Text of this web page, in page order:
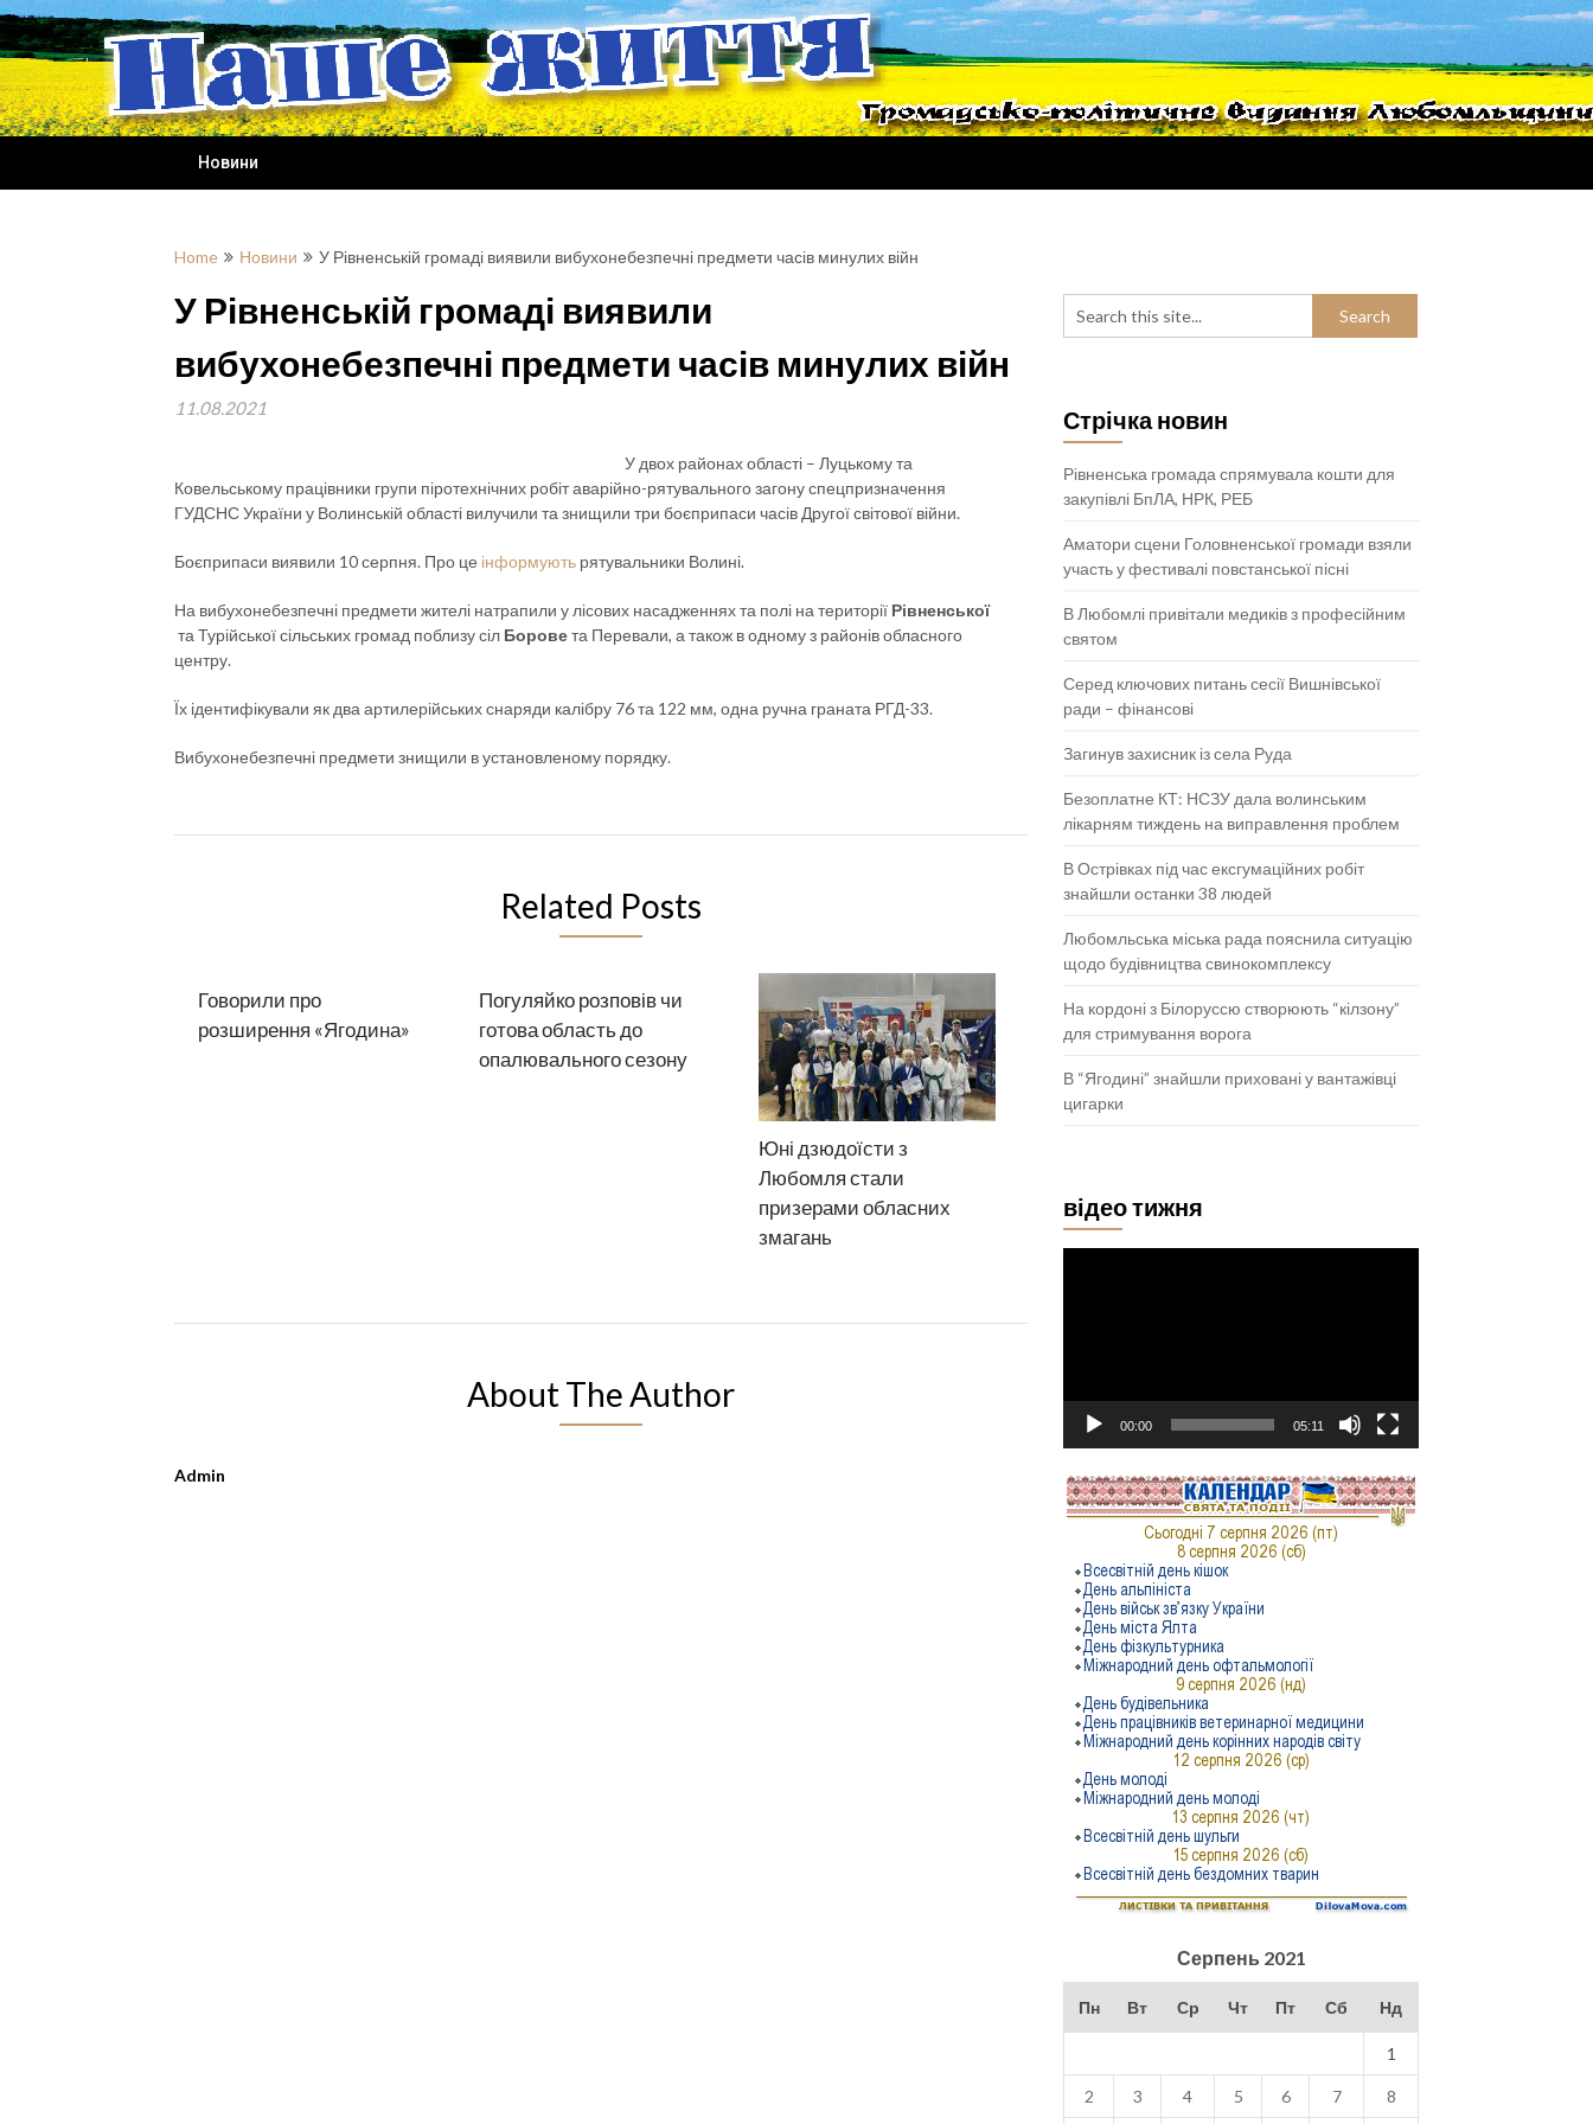
Skip
to
content
Новини
Home Новини У Рівненській громаді виявили вибухонебезпечні предмети часів минулих війн
У Рівненській громаді виявили
вибухонебезпечні предмети часів минулих війн
11.08.2021
У двох районах області – Луцькому та
Ковельському працівники групи піротехнічних робіт аварійно-рятувального загону спецпризначення
ГУДСНС України у Волинській області вилучили та знищили три боєприпаси часів Другої світової війни.
Боєприпаси виявили 10 серпня. Про це інформують рятувальники Волині.
На вибухонебезпечні предмети жителі натрапили у лісових насадженнях та полі на території Рівненської
та Турійської сільських громад поблизу сіл Боровета Перевали, а також в одному з районів обласного
центру.
Їх ідентифікували як два артилерійських снаряди калібру 76 та 122 мм, одна ручна граната РГД-33.
Вибухонебезпечні предмети знищили в установленому порядку.
Related Posts
Говорили про
розширення «Ягодина»
Погуляйко розповів чи
готова область до
опалювального сезону
Юні дзюдоїсти з
Любомля стали
призерами обласних
змагань
About The Author
Admin
Стрічка новин
Рівненська громада спрямувала кошти для
закупівлі БпЛА, НРК, РЕБ
Аматори сцени Головненської громади взяли
участь у фестивалі повстанської пісні
В Любомлі привітали медиків з професійним
святом
Серед ключових питань сесії Вишнівської
ради – фінансові
Загинув захисник із села Руда
Безоплатне КТ: НСЗУ дала волинським
лікарням тиждень на виправлення проблем
В Острівках під час ексгумаційних робіт
знайшли останки 38 людей
Любомльська міська рада пояснила ситуацію
щодо будівництва свинокомплексу
На кордоні з Білоруссю створюють “кілзону”
для стримування ворога
В “Ягодині” знайшли приховані у вантажівці
цигарки
відео тижня
00:00 05:11
Серпень 2021
Пн Вт Ср Чт Пт Сб Нд
1
2 3 4 5 6 7 8